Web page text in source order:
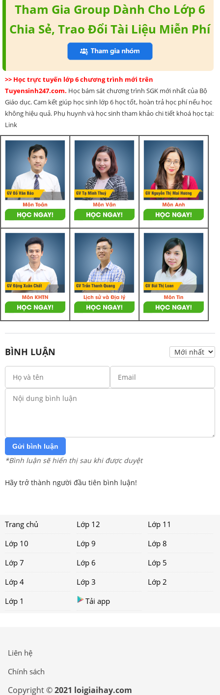
Tham Gia Group Dành Cho Lớp 6
Chia Sẻ, Trao Đổi Tài Liệu Miễn Phí
>> Học trực tuyến lớp 6 chương trình mới trên
Tuyensinh247.com. Học bám sát chương trình SGK mới nhất của Bộ
Giáo dục. Cam kết giúp học sinh lớp 6 học tốt, hoàn trả học phí nếu học
không hiệu quả. Phụ huynh và học sinh tham khảo chi tiết khoá học tại:
Link
BÌNH LUẬN
Gửi bình luận
*Bình luận sẽ hiển thị sau khi được duyệt
Hãy trở thành người đầu tiên bình luận!
Trang chủ Lớp 12
Lớp 11
Lớp 10
Lớp 9
Lớp 8
Lớp 7
Lớp 6
Lớp 5
Lớp 4
Lớp 3
Lớp 2
Lớp 1
Tải app
Liên hệ
Chính sách
Copyright ©2021 loigiaihay.com